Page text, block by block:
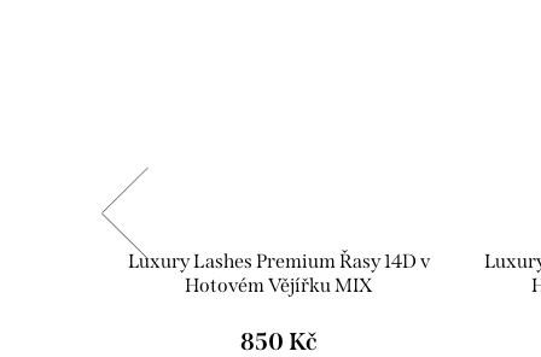
Luxury Lashes Premium Řasy 14D v
Hotovém Vějířku MIX
850 Kč